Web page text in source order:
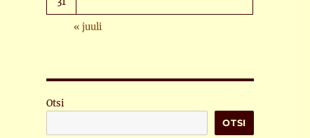
« juuli
Otsi
OTSI